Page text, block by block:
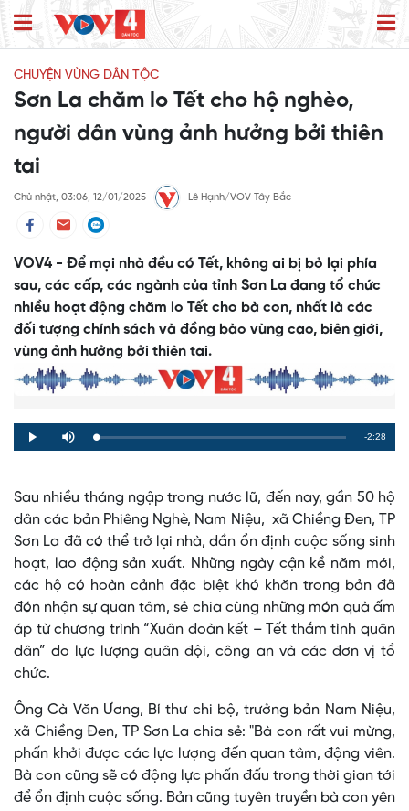
CHUYỆN VÙNG DÂN TỘC
Sơn La chăm lo Tết cho hộ nghèo,
người dân vùng ảnh hưởng bởi thiên
tai
Chủ nhật, 03:06, 12/01/2025 Lê Hạnh/VOV Tây Bắc
VOV4 - Để mọi nhà đều có Tết, không ai bị bỏ lại phía
sau, các cấp, các ngành của tỉnh Sơn La đang tổ chức
nhiều hoạt động chăm lo Tết cho bà con, nhất là các
đối tượng chính sách và đồng bào vùng cao, biên giới,
vùng ảnh hưởng bởi thiên tai.
Play Mute Loaded:
0%
Progress:
0%
Remaining
-2:28
Sau nhiều tháng ngập trong nước lũ, đến nay, gần 50 hộ
dân các bản Phiêng Nghè, Nam Niệu, xã Chiềng Đen, TP
Sơn La đã có thể trở lại nhà, dần ổn định cuộc sống sinh
hoạt, lao động sản xuất. Những ngày cận kề năm mới,
các hộ có hoàn cảnh đặc biệt khó khăn trong bản đã
đón nhận sự quan tâm, sẻ chia cùng những món quà ấm
áp từ chương trình “Xuân đoàn kết – Tết thắm tình quân
dân” do lực lượng quân đội, công an và các đơn vị tổ
chức.
Ông Cà Văn Ương, Bí thư chi bộ, trưởng bản Nam Niệu,
xã Chiềng Đen, TP Sơn La chia sẻ: "Bà con rất vui mừng,
phấn khởi được các lực lượng đến quan tâm, động viên.
Bà con cũng sẽ có động lực phấn đấu trong thời gian tới
để ổn định cuộc sống. Bản cũng tuyên truyền bà con yên